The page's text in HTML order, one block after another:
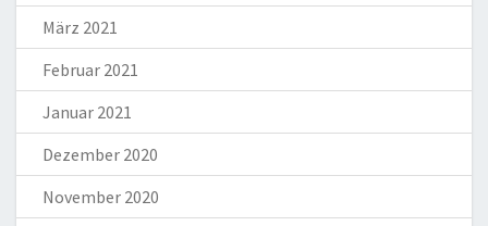
März 2021
Februar 2021
Januar 2021
Dezember 2020
November 2020